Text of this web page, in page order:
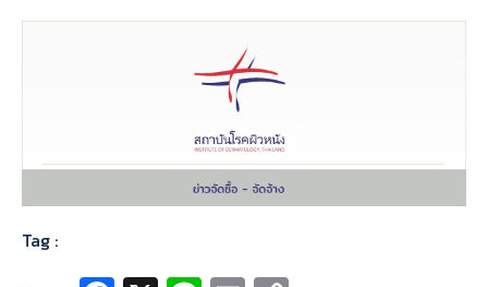
Tag :